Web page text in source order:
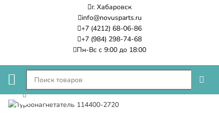
г. Хабаровск
info@novusparts.ru
+7 (4212) 68-06-86
+7 (984) 298-74-68
Пн-Вс с 9:00 до 18:00
Нажмите, чтобы увеличить